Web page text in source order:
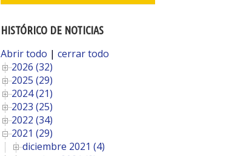
HISTÓRICO DE NOTICIAS
Abrir todo | cerrar todo
2026 (32)
2025 (29)
2024 (21)
2023 (25)
2022 (34)
2021 (29)
diciembre 2021 (4)